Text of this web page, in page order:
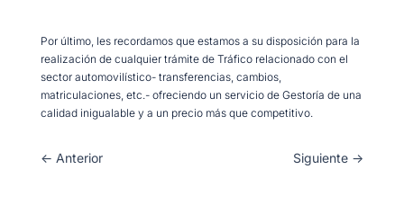
Por último, les recordamos que estamos a su disposición para la
realización de cualquier trámite de Tráfico relacionado con el
sector automovilístico- transferencias, cambios,
matriculaciones, etc.- ofreciendo un servicio de Gestoría de una
calidad inigualable y a un precio más que competitivo.
← Anterior Siguiente →